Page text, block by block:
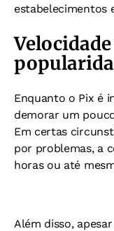
estabelecimentos
Enquanto o Pix é
demorar um
Em certas
por problemas, a
horas ou até
Além disso,